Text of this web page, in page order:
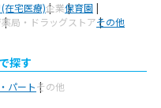
在宅医療)企業保育園
薬局・ドラッグストアその他
探す
パートその他